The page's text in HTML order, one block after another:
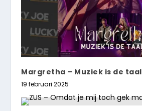
Margretha – Muziek is de taal
19 februari 2025